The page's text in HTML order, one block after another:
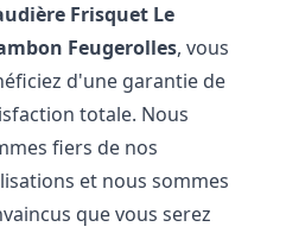
Frisquet Le
Feugerolles, vous
d'une garantie de
totale. Nous
fiers de nos
et nous sommes
que vous serez